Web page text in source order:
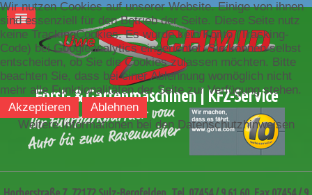
Forst- & Gartenmaschinen | KFZ-Service
Wir nutzen Cookies auf unserer Website. Einige von ihnen
sind essenziell für den Betrieb der Seite. Diese Seite nutz
keine TrackingCookies. Es wurde kein Konto (Tracking-
Code) bei Googleanalytics eingerichtet. Sie können selbst
entscheiden, ob Sie die Cookies zulassen möchten. Bitte
beachten Sie, dass bei einer Ablehnung womöglich nicht
mehr alle Funktionalitäten der Seite zur Verfügung stehen.
Akzeptieren
Ablehnen
Weitere Informationen bei den Datenschutzhinweisen